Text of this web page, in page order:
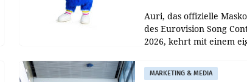
Auri, das offizielle
des Eurovision Song
2026, kehrt mit einem
zurück. In der neuen
„Auri und Du“ bei ORF
MARKETING & MEDIA